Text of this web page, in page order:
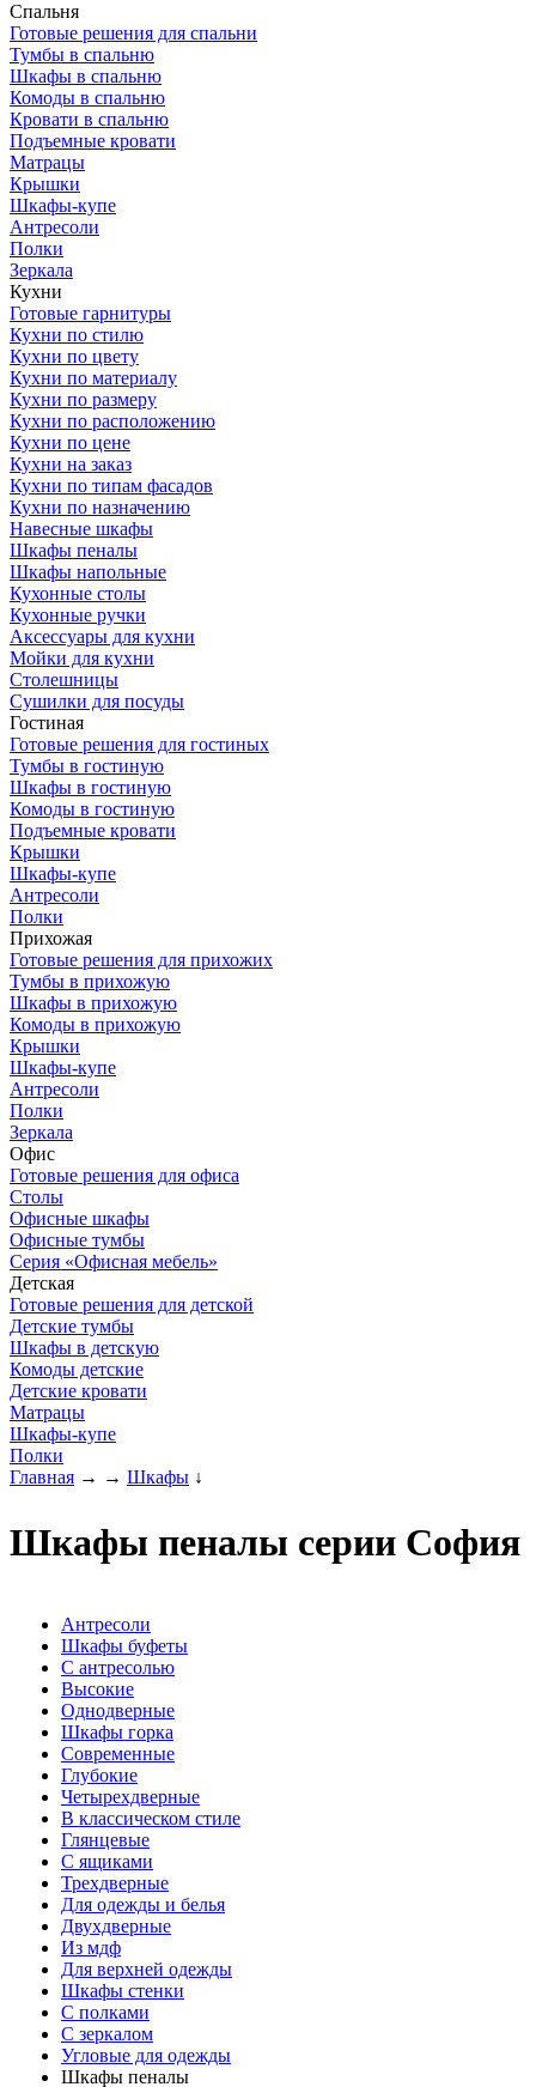
Спальня
Готовые решения для спальни
Тумбы в спальню
Шкафы в спальню
Комоды в спальню
Кровати в спальню
Подъемные кровати
Матрацы
Крышки
Шкафы-купе
Антресоли
Полки
Зеркала
Кухни
Готовые гарнитуры
Кухни по стилю
Кухни по цвету
Кухни по материалу
Кухни по размеру
Кухни по расположению
Кухни по цене
Кухни на заказ
Кухни по типам фасадов
Кухни по назначению
Навесные шкафы
Шкафы пеналы
Шкафы напольные
Кухонные столы
Кухонные ручки
Аксессуары для кухни
Мойки для кухни
Столешницы
Сушилки для посуды
Гостиная
Готовые решения для гостиных
Тумбы в гостиную
Шкафы в гостиную
Комоды в гостиную
Подъемные кровати
Крышки
Шкафы-купе
Антресоли
Полки
Прихожая
Готовые решения для прихожих
Тумбы в прихожую
Шкафы в прихожую
Комоды в прихожую
Крышки
Шкафы-купе
Антресоли
Полки
Зеркала
Офис
Готовые решения для офиса
Столы
Офисные шкафы
Офисные тумбы
Серия «Офисная мебель»
Детская
Готовые решения для детской
Детские тумбы
Шкафы в детскую
Комоды детские
Детские кровати
Матрацы
Шкафы-купе
Полки
Главная → → Шкафы ↓
Шкафы пеналы серии София
Антресоли
Шкафы буфеты
С антресолью
Высокие
Однодверные
Шкафы горка
Современные
Глубокие
Четырехдверные
В классическом стиле
Глянцевые
С ящиками
Трехдверные
Для одежды и белья
Двухдверные
Из мдф
Для верхней одежды
Шкафы стенки
С полками
С зеркалом
Угловые для одежды
Шкафы пеналы